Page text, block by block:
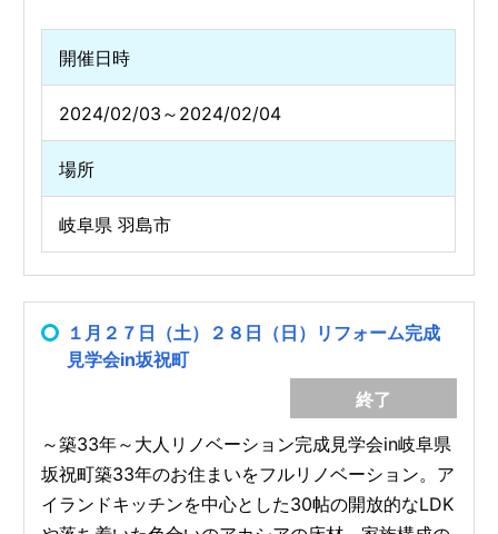
開催日時
2024/02/03～2024/02/04
場所
岐阜県 羽島市
１月２７日（土）２８日（日）リフォーム完成
見学会in坂祝町
終了
～築33年～大人リノベーション完成見学会in岐阜県
坂祝町築33年のお住まいをフルリノベーション。ア
イランドキッチンを中心とした30帖の開放的なLDK